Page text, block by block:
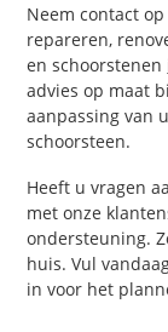
Neem contact
repareren,
en schoorstenen
advies op maat
aanpassing van
schoorsteen.
Heeft u vragen
met onze
ondersteuning.
huis. Vul
in voor het